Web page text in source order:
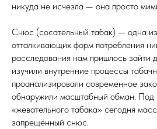
никуда не исчезла — она просто
Снюс (сосательный табак) — одна
отталкивающих форм потребления
расследования нам пришлось зайти
изучили внутренние процессы
проанализировали современное
обнаружили масштабный обман. Под
«жевательного табака» сегодня
запрещённый снюс.